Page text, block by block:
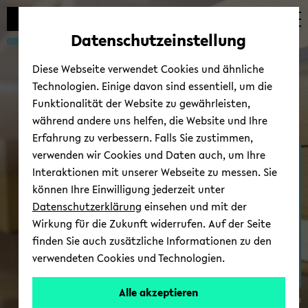
Automatische
vermeiden
zum
wechseln
zum
wechseln
zum
wechseln
Fach­schaft & stu­den­ti­
sche Stu­di­en­be­ra­tung
© Uni­ver­si­tät Bie­le­feld
Datenschutzeinstellung
Diese Webseite verwendet Cookies und ähnliche
Technologien. Einige davon sind essentiell, um die
Funktionalität der Website zu gewährleisten,
während andere uns helfen, die Website und Ihre
Erfahrung zu verbessern. Falls Sie zustimmen,
verwenden wir Cookies und Daten auch, um Ihre
Interaktionen mit unserer Webseite zu messen. Sie
können Ihre Einwilligung jederzeit unter
Datenschutzerklärung einsehen und mit der
Wirkung für die Zukunft widerrufen. Auf der Seite
finden Sie auch zusätzliche Informationen zu den
verwendeten Cookies und Technologien.
Alle akzeptieren